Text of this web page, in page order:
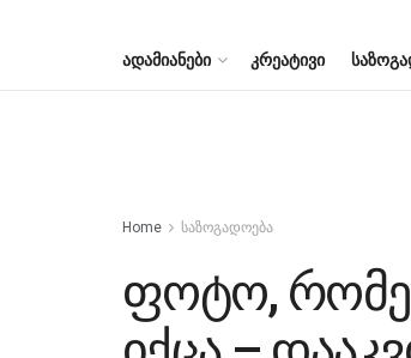
ᲐᲓᲐᲛᲘᲐᲜᲔᲑᲘ ᲙᲠᲔᲐᲢᲘᲕᲘ
Home საზოგადოება
ფოტო,